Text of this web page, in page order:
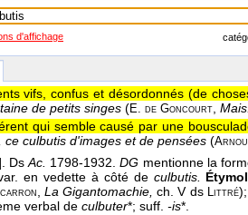
d'affichage
vifs, confus et désordonnés (de
de petits singes (E. de Goncourt,
qui semble causé par une
culbutis d'images et de pensées (
DsAc. 1798-1932.DG mentionne la
en vedette à côté de culbutis.
,La Gigantomachie, ch. V ds Littré
verbal de culbuter*; suff. -is*.